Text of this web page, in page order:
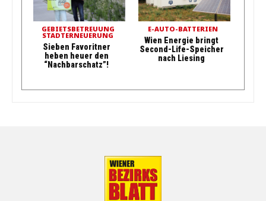
GEBIETSBETREUUNG
STADTERNEUERUNG
Sieben Favoritner
heben heuer den
“Nachbarschatz”!
E-AUTO-BATTERIEN
Wien Energie bringt
Second-Life-Speicher
nach Liesing